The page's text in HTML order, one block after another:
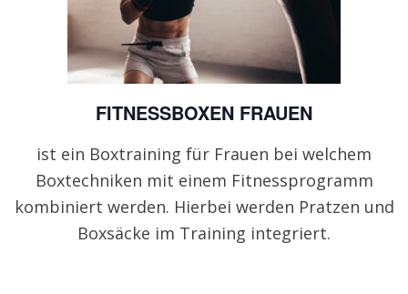
FITNESSBOXEN FRAUEN
ist ein Boxtraining für Frauen bei welchem
Boxtechniken mit einem Fitnessprogramm
kombiniert werden. Hierbei werden Pratzen und
Boxsäcke im Training integriert.